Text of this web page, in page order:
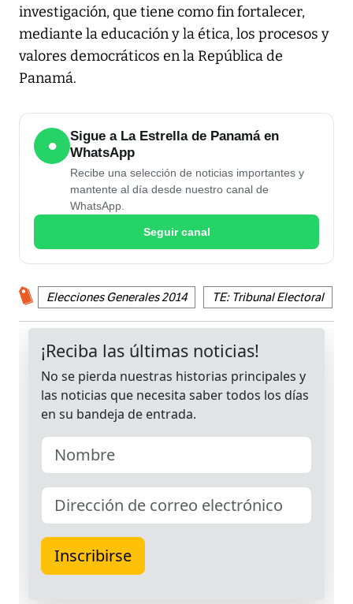
investigación, que tiene como fin fortalecer,
mediante la educación y la ética, los procesos y
valores democráticos en la República de
Panamá.
●
Sigue a La Estrella de Panamá en
WhatsApp
Recibe una selección de noticias importantes y
mantente al día desde nuestro canal de
WhatsApp.
Seguir canal
Elecciones Generales 2014 TE: Tribunal Electoral